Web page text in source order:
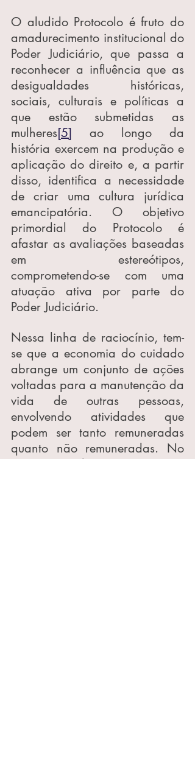
O aludido Protocolo é fruto do
amadurecimento institucional do
Poder Judiciário, que passa a
reconhecer a influência que as
desigualdades históricas,
sociais, culturais e políticas a
que estão submetidas as
mulheres[5] ao longo da
história exercem na produção e
aplicação do direito e, a partir
disso, identifica a necessidade
de criar uma cultura jurídica
emancipatória. O objetivo
primordial do Protocolo é
afastar as avaliações baseadas
em estereótipos,
comprometendo-se com uma
atuação ativa por parte do
Poder Judiciário.
Nessa linha de raciocínio, tem-
se que a economia do cuidado
abrange um conjunto de ações
voltadas para a manutenção da
vida de outras pessoas,
envolvendo atividades que
podem ser tanto remuneradas
quanto não remuneradas. No
contexto doméstico, essas